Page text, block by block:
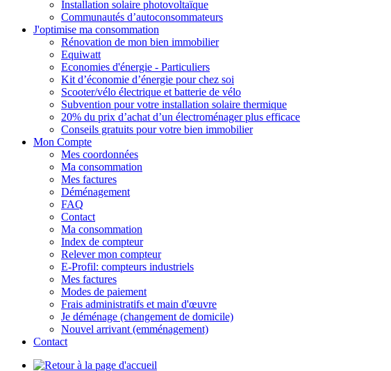
Installation solaire photovoltaïque
Communautés d’autoconsommateurs
J'optimise ma consommation
Rénovation de mon bien immobilier
Equiwatt
Economies d'énergie - Particuliers
Kit d’économie d’énergie pour chez soi
Scooter/vélo électrique et batterie de vélo
Subvention pour votre installation solaire thermique
20% du prix d’achat d’un électroménager plus efficace
Conseils gratuits pour votre bien immobilier
Mon Compte
Mes coordonnées
Ma consommation
Mes factures
Déménagement
FAQ
Contact
Ma consommation
Index de compteur
Relever mon compteur
E-Profil: compteurs industriels
Mes factures
Modes de paiement
Frais administratifs et main d'œuvre
Je déménage (changement de domicile)
Nouvel arrivant (emménagement)
Contact